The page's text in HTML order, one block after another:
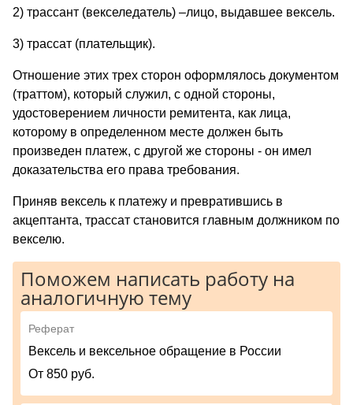
2) трассант (векселедатель) –лицо, выдавшее вексель.
3) трассат (плательщик).
Отношение этих трех сторон оформлялось документом
(траттом), который слу­жил, с одной стороны,
удостоверением личности ремитента, как лица,
которому в оп­ределенном месте должен быть
произведен платеж, с другой же стороны - он имел
дока­зательства его права требования.
Приняв вексель к платежу и превратившись в
акцептанта, трассат становится главным должником по
векселю.
Поможем написать работу на
аналогичную тему
Реферат
Вексель и вексельное обращение в России
От 850 руб.